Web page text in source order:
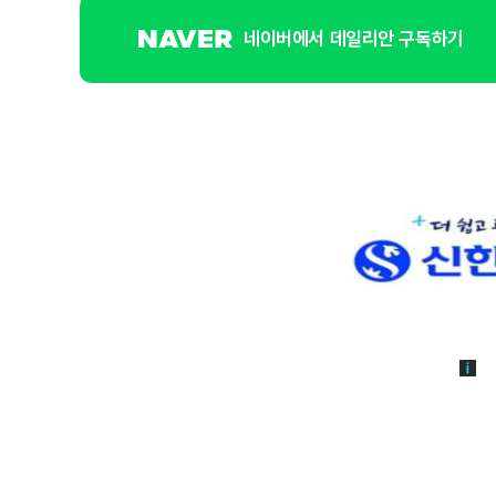
네이버에서 데일리안 구독하기